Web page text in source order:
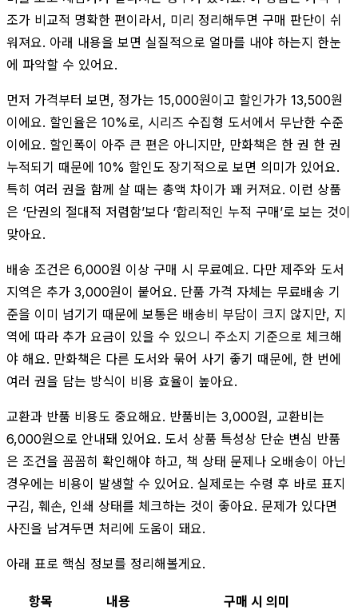
조가 비교적 명확한 편이라서, 미리 정리해두면 구매 판단이 쉬
워져요. 아래 내용을 보면 실질적으로 얼마를 내야 하는지 한눈
에 파악할 수 있어요.
먼저 가격부터 보면, 정가는 15,000원이고 할인가가 13,500원
이에요. 할인율은 10%로, 시리즈 수집형 도서에서 무난한 수준
이에요. 할인폭이 아주 큰 편은 아니지만, 만화책은 한 권 한 권
누적되기 때문에 10% 할인도 장기적으로 보면 의미가 있어요.
특히 여러 권을 함께 살 때는 총액 차이가 꽤 커져요. 이런 상품
은 ‘단권의 절대적 저렴함’보다 ‘합리적인 누적 구매’로 보는 것이
맞아요.
배송 조건은 6,000원 이상 구매 시 무료예요. 다만 제주와 도서
지역은 추가 3,000원이 붙어요. 단품 가격 자체는 무료배송 기
준을 이미 넘기기 때문에 보통은 배송비 부담이 크지 않지만, 지
역에 따라 추가 요금이 있을 수 있으니 주소지 기준으로 체크해
야 해요. 만화책은 다른 도서와 묶어 사기 좋기 때문에, 한 번에
여러 권을 담는 방식이 비용 효율이 높아요.
교환과 반품 비용도 중요해요. 반품비는 3,000원, 교환비는
6,000원으로 안내돼 있어요. 도서 상품 특성상 단순 변심 반품
은 조건을 꼼꼼히 확인해야 하고, 책 상태 문제나 오배송이 아닌
경우에는 비용이 발생할 수 있어요. 실제로는 수령 후 바로 표지
구김, 훼손, 인쇄 상태를 체크하는 것이 좋아요. 문제가 있다면
사진을 남겨두면 처리에 도움이 돼요.
아래 표로 핵심 정보를 정리해볼게요.
항목 내용
구매 시 의미